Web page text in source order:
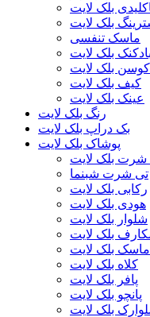
بلک لایت
بلک لایت
ماسک تنفسی
بادکنک بلک لایت
کوسن بلک لایت
کیف بلک لایت
عینک بلک لایت
رنگ بلک لایت
بک دراپ بلک لایت
پوشاک بلک لایت
شرت بلک لایت
تی شرت شبنما
رکابی بلک لایت
هودی بلک لایت
شلوار بلک لایت
بلک لایت
ماسک بلک لایت
کلاه بلک لایت
پافر بلک لایت
پانچو بلک لایت
بلک لایت